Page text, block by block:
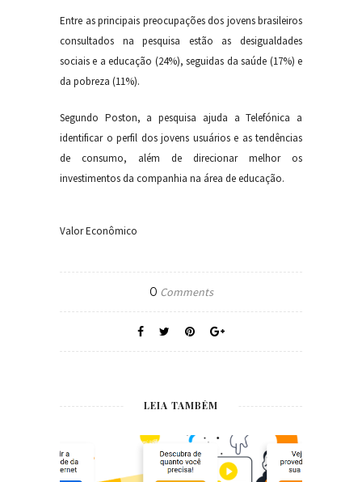
Entre as principais preocupações dos jovens brasileiros
consultados na pesquisa estão as desigualdades
sociais e a educação (24%), seguidas da saúde (17%) e
da pobreza (11%).
Segundo Poston, a pesquisa ajuda a Telefónica a
identificar o perfil dos jovens usuários e as tendências
de consumo, além de direcionar melhor os
investimentos da companhia na área de educação.
Valor Econômico
0 Comments
LEIA TAMBÉM